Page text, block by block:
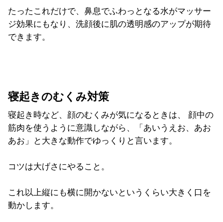
たったこれだけで、鼻息でふわっとなる水がマッサー
ジ効果にもなり、洗顔後に肌の透明感のアップが期待
できます。
寝起きのむくみ対策
寝起き時など、顔のむくみが気になるときは、 顔中の
筋肉を使うように意識しながら、「あいうえお、あお
あお」と大きな動作でゆっくりと言います。
コツは大げさにやること。
これ以上縦にも横に開かないというくらい大きく口を
動かします。